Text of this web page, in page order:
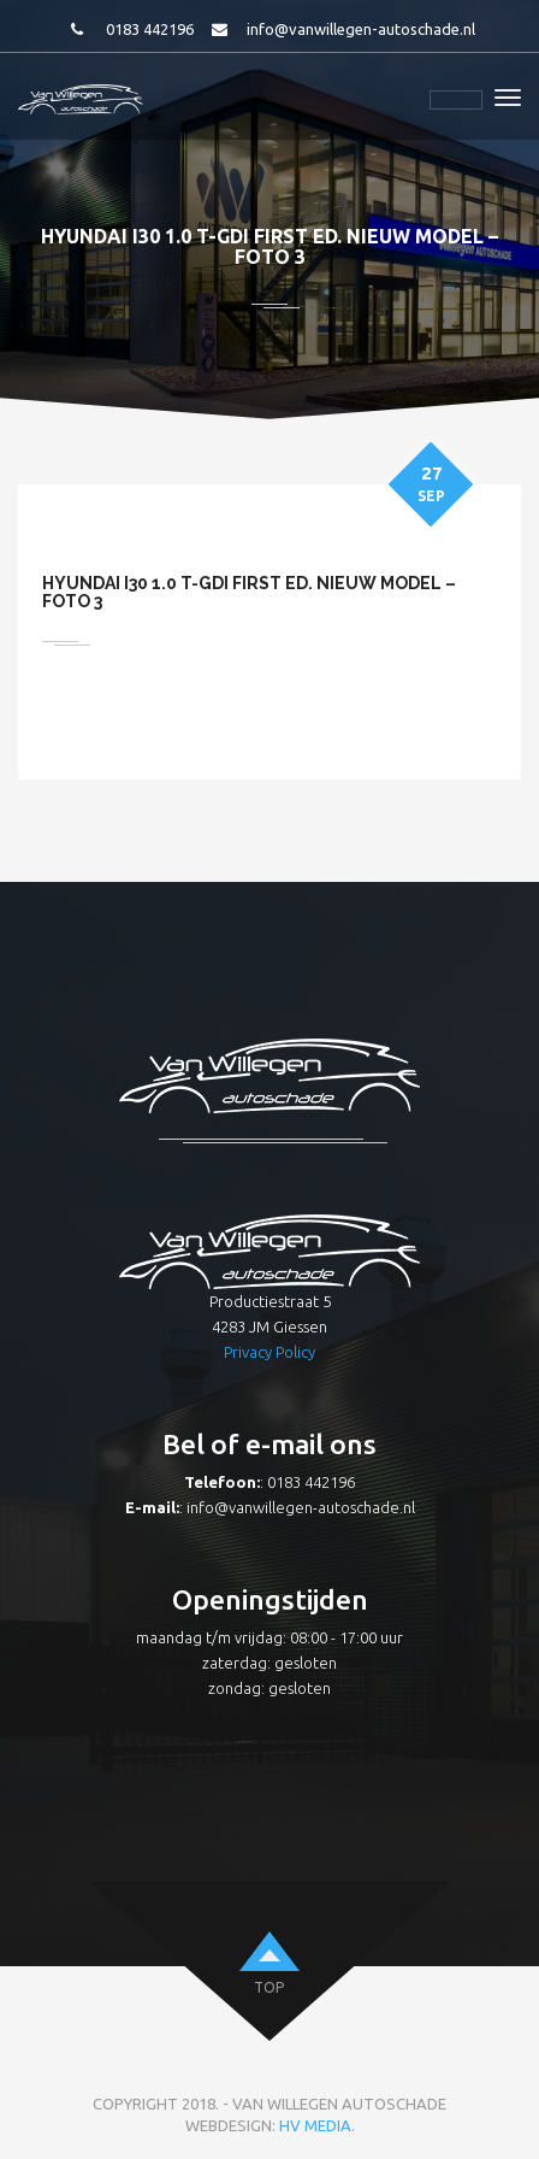
0183 442196 info@vanwillegen-autoschade.nl
HYUNDAI I30 1.0 T-GDI FIRST ED. NIEUW MODEL –
FOTO 3
HYUNDAI I30 1.0 T-GDI FIRST ED. NIEUW MODEL –
FOTO 3
27
SEP
Productiestraat 5
4283 JM Giessen
Privacy Policy
Bel of e-mail ons
Telefoon:: 0183 442196
E-mail:: info@vanwillegen-autoschade.nl
Openingstijden
maandag t/m vrijdag: 08:00 - 17:00 uur
zaterdag: gesloten
zondag: gesloten
TOP
COPYRIGHT 2018. - VAN WILLEGEN AUTOSCHADE
WEBDESIGN: HV MEDIA.